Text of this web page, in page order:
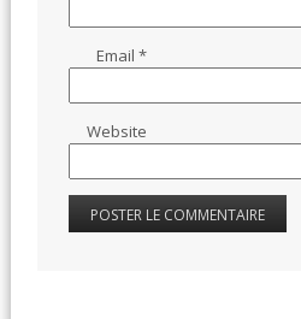
Email*
Website